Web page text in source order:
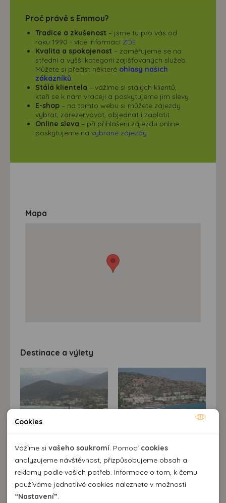
Proč právě s Emmou?
Tradice a zkušenost – jsme tu pro vás od
roku 1990 - více informací ZDE
Kvalita a spokojenost – zaměřujeme se na
střední a vyšší kategorii zajišťovaných služeb.
Můžete si přečíst některé ohlasy našich
zákazníků.
Stálá klientela – vážíme si stálých klientů,
kteří se k nám vracejí a poskytujeme jim slevy
E-shop – na tomto webu si můžete zájezdy
vybrat, zarezervovat, objednat i zaplatit
Online sleva – při přihlášení zájezdu online
poskytujeme na vybrané zájezdy
Mapa
Destinace a výlety
Popis destinace
Stalida nebo Stalis je letovisko na severuKréty(Řecko
které na pobřeží splývá s Malií, takže pokud se vydáte
Cookies
Vážíme si vašeho soukromí . Pomocí cookies
analyzujeme návštěvnost, přizpůsobujeme obsah a
reklamy podle vašich potřeb. Informace o tom, k čemu
používáme jednotlivé cookies naleznete v možnosti
“Nastavení”
Nutné cookies pomáhají, aby byla webová stránka
použitelná tak, že umožní základní funkce jako navigace
stránky a přístup k zabezpečeným sekcím webové stránky.
Webová stránka nemůže správně fungovat bez těchto
cookies.